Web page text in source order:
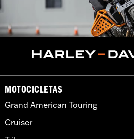
MOTOCICLETAS
Grand American Touring
Cruiser